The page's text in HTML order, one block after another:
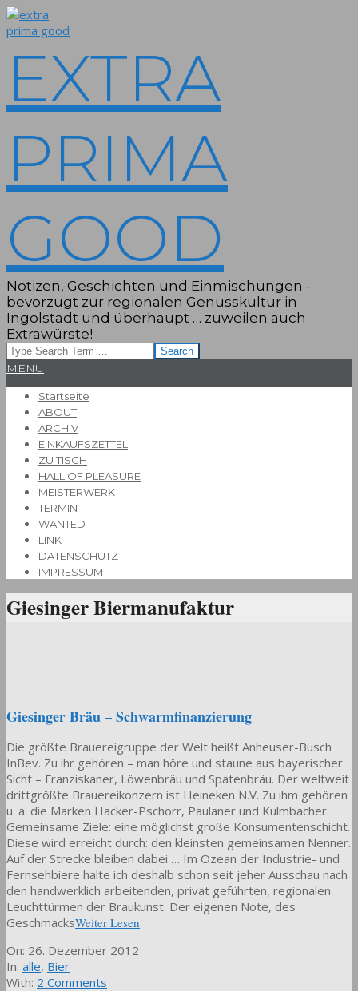
Skip
to
EXTRA
PRIMA
GOOD
Notizen, Geschichten und Einmischungen -
bevorzugt zur regionalen Genusskultur in
Ingolstadt und überhaupt … zuweilen auch
Extrawürste!
Search
Primary
Menu
MENU
Startseite
ABOUT
ARCHIV
EINKAUFSZETTEL
ZU TISCH
HALL OF PLEASURE
MEISTERWERK
TERMIN
WANTED
LINK
DATENSCHUTZ
IMPRESSUM
Giesinger Biermanufaktur
Giesinger Bräu – Schwarmfinanzierung
Die größte Brauereigruppe der Welt heißt Anheuser-Busch
InBev. Zu ihr gehören – man höre und staune aus bayerischer
Sicht – Franziskaner, Löwenbräu und Spatenbräu. Der weltweit
drittgrößte Brauereikonzern ist Heineken N.V. Zu ihm gehören
u. a. die Marken Hacker-Pschorr, Paulaner und Kulmbacher.
Gemeinsame Ziele: eine möglichst große Konsumentenschicht.
Diese wird erreicht durch: den kleinsten gemeinsamen Nenner.
Auf der Strecke bleiben dabei … Im Ozean der Industrie- und
Fernsehbiere halte ich deshalb schon seit jeher Ausschau nach
den handwerklich arbeitenden, privat geführten, regionalen
Leuchttürmen der Braukunst. Der eigenen Note, des
GeschmacksWeiter Lesen
2012-
12-
26
On: 26. Dezember 2012
In: alle, Bier
With: 2 Comments